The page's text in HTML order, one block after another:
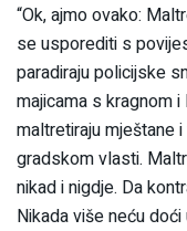
“Ok, ajmo ovako:
se usporediti s
paradiraju policijske
majicama s kragnom
maltretiraju mještane
gradskom vlasti.
nikad i nigdje. Da
Nikada više neću